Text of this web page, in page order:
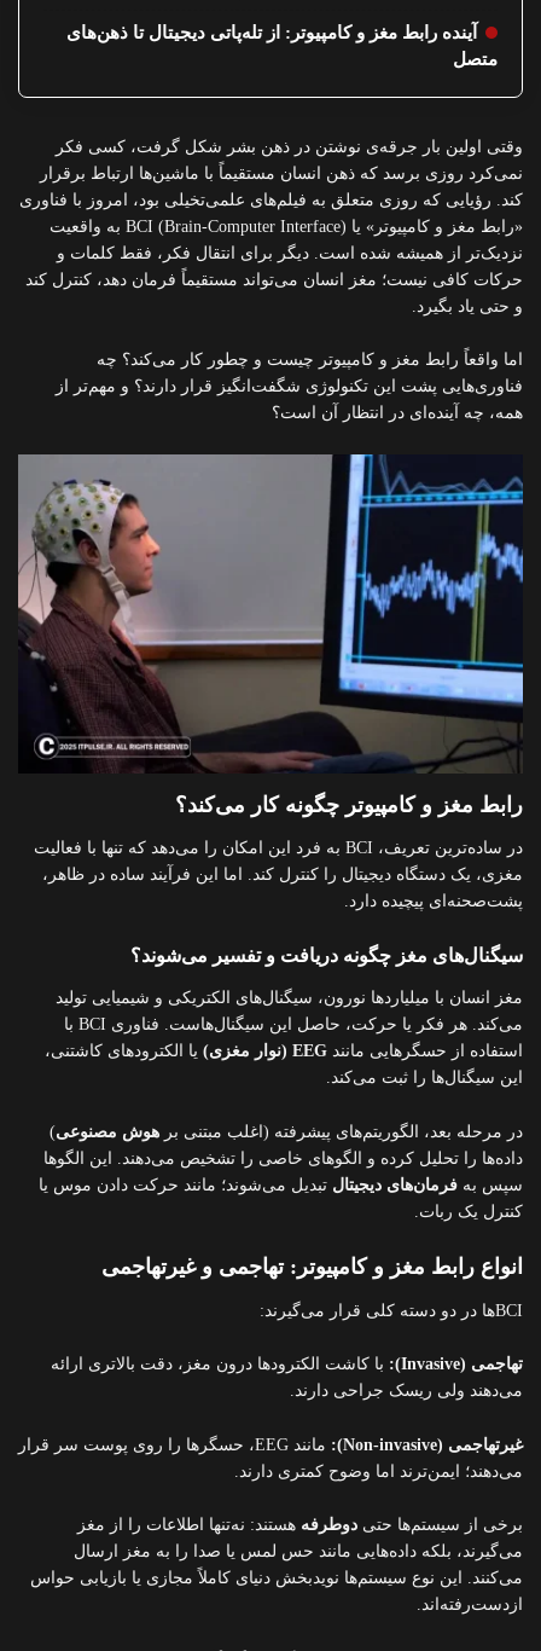
آینده رابط مغز و کامپیوتر: از تله‌پاتی دیجیتال تا ذهن‌های
متصل
وقتی اولین بار جرقه‌ی نوشتن در ذهن بشر شکل گرفت، کسی فکر
نمی‌کرد روزی برسد که ذهن انسان مستقیماً با ماشین‌ها ارتباط برقرار
کند. رؤیایی که روزی متعلق به فیلم‌های علمی‌تخیلی بود، امروز با فناوری
«رابط مغز و کامپیوتر» یا BCI (Brain-Computer Interface) به واقعیت
نزدیک‌تر از همیشه شده است. دیگر برای انتقال فکر، فقط کلمات و
حرکات کافی نیست؛ مغز انسان می‌تواند مستقیماً فرمان دهد، کنترل کند
و حتی یاد بگیرد.
اما واقعاً رابط مغز و کامپیوتر چیست و چطور کار می‌کند؟ چه
فناوری‌هایی پشت این تکنولوژی شگفت‌انگیز قرار دارند؟ و مهم‌تر از
همه، چه آینده‌ای در انتظار آن است؟
رابط مغز و کامپیوتر چگونه کار می‌کند؟
در ساده‌ترین تعریف، BCI به فرد این امکان را می‌دهد که تنها با فعالیت
مغزی، یک دستگاه دیجیتال را کنترل کند. اما این فرآیند ساده در ظاهر،
پشت‌صحنه‌ای پیچیده دارد.
سیگنال‌های مغز چگونه دریافت و تفسیر می‌شوند؟
مغز انسان با میلیاردها نورون، سیگنال‌های الکتریکی و شیمیایی تولید
می‌کند. هر فکر یا حرکت، حاصل این سیگنال‌هاست. فناوری BCI با
استفاده از حسگرهایی مانند EEG (نوار مغزی)
یا الکترودهای کاشتنی،
این سیگنال‌ها را ثبت می‌کند.
در مرحله بعد، الگوریتم‌های پیشرفته (اغلب مبتنی بر هوش مصنوعی)
داده‌ها را تحلیل کرده و الگوهای خاصی را تشخیص می‌دهند. این الگوها
سپس به فرمان‌های دیجیتال تبدیل می‌شوند؛ مانند حرکت دادن موس یا
کنترل یک ربات.
انواع رابط مغز و کامپیوتر: تهاجمی و غیرتهاجمی
BCIها در دو دسته کلی قرار می‌گیرند:
تهاجمی (Invasive):
با کاشت الکترودها درون مغز، دقت بالاتری ارائه
می‌دهند ولی ریسک جراحی دارند.
غیرتهاجمی (Non-invasive):
مانند EEG، حسگرها را روی پوست سر قرار
می‌دهند؛ ایمن‌ترند اما وضوح کمتری دارند.
برخی از سیستم‌ها حتی دوطرفه هستند: نه‌تنها اطلاعات را از مغز
می‌گیرند، بلکه داده‌هایی مانند حس لمس یا صدا را به مغز ارسال
می‌کنند. این نوع سیستم‌ها نویدبخش دنیای کاملاً مجازی یا بازیابی حواس
ازدست‌رفته‌اند.